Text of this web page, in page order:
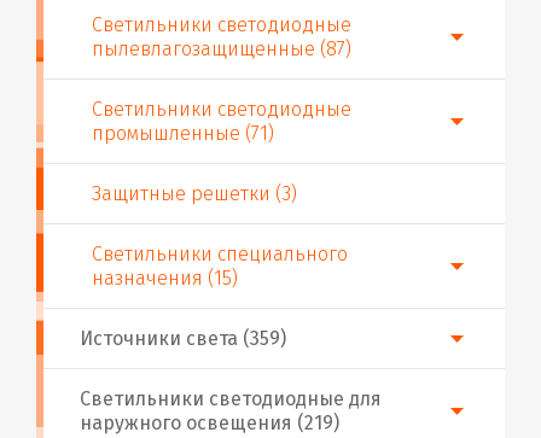
Источники света (359)
Светильники светодиодные
пылевлагозащищенные (87)
Светильники светодиодные
промышленные (71)
Защитные решетки (3)
Светильники специального
назначения (15)
Светильники светодиодные для
наружного освещения (219)